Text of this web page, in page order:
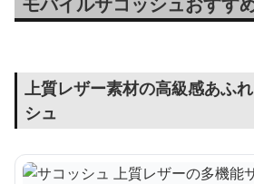
上質レザー素材の高級感あふ
シュ